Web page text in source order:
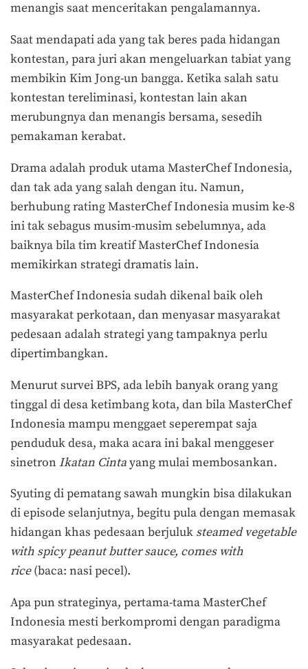
menangis saat menceritakan pengalamannya.
Saat mendapati ada yang tak beres pada hidangan
kontestan, para juri akan mengeluarkan tabiat yang
membikin Kim Jong-un bangga. Ketika salah satu
kontestan tereliminasi, kontestan lain akan
merubungnya dan menangis bersama, sesedih
pemakaman kerabat.
Drama adalah produk utama MasterChef Indonesia,
dan tak ada yang salah dengan itu. Namun,
berhubung rating MasterChef Indonesia musim ke-8
ini tak sebagus musim-musim sebelumnya, ada
baiknya bila tim kreatif MasterChef Indonesia
memikirkan strategi dramatis lain.
MasterChef Indonesia sudah dikenal baik oleh
masyarakat perkotaan, dan menyasar masyarakat
pedesaan adalah strategi yang tampaknya perlu
dipertimbangkan.
Menurut survei BPS, ada lebih banyak orang yang
tinggal di desa ketimbang kota, dan bila MasterChef
Indonesia mampu menggaet seperempat saja
penduduk desa, maka acara ini bakal menggeser
sinetron Ikatan Cintayang mulai membosankan.
Syuting di pematang sawah mungkin bisa dilakukan
di episode selanjutnya, begitu pula dengan memasak
hidangan khas pedesaan berjuluk steamed vegetable
with spicy peanut butter sauce, comes with
rice(baca: nasi pecel).
Apa pun strateginya, pertama-tama MasterChef
Indonesia mesti berkompromi dengan paradigma
masyarakat pedesaan.